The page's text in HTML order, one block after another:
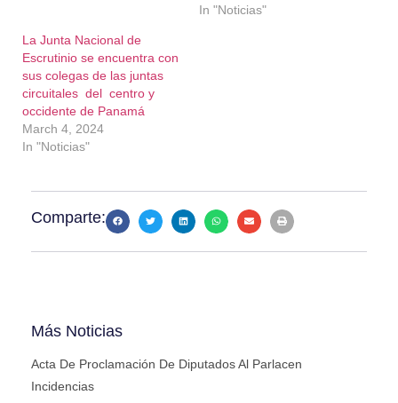
In "Noticias"
La Junta Nacional de
Escrutinio se encuentra con
sus colegas de las juntas
circuitales del centro y
occidente de Panamá
March 4, 2024
In "Noticias"
Comparte:
Más Noticias
Acta De Proclamación De Diputados Al Parlacen
Incidencias